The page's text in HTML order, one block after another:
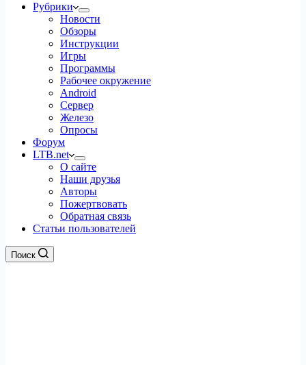
Рубрики
Новости
Обзоры
Инструкции
Игры
Программы
Рабочее окружение
Android
Сервер
Железо
Опросы
Форум
LTB.net
О сайте
Наши друзья
Авторы
Пожертвовать
Обратная связь
Статьи пользователей
Поиск